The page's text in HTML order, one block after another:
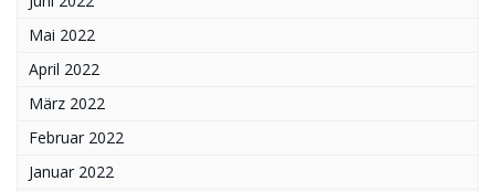
Mai 2022
April 2022
März 2022
Februar 2022
Januar 2022